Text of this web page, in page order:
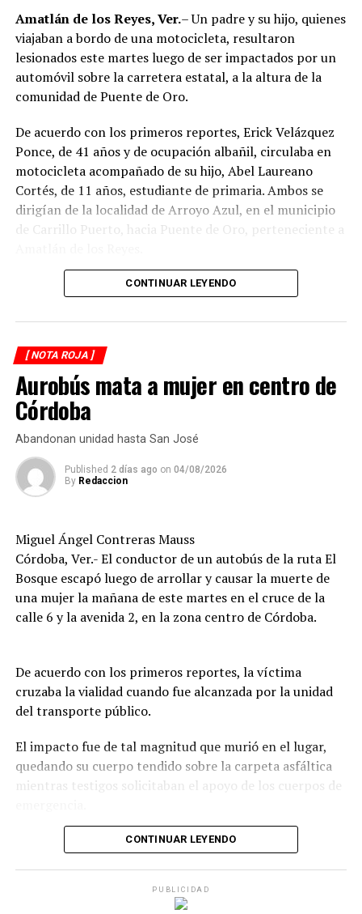
correspondientes las que determinen el origen del
siniestro.
Amatlán de los Reyes, Ver.– Un padre y su hijo, quienes
viajaban a bordo de una motocicleta, resultaron
lesionados este martes luego de ser impactados por un
automóvil sobre la carretera estatal, a la altura de la
comunidad de Puente de Oro.
De acuerdo con los primeros reportes, Erick Velázquez
Ponce, de 41 años y de ocupación albañil, circulaba en
motocicleta acompañado de su hijo, Abel Laureano
Cortés, de 11 años, estudiante de primaria. Ambos se
dirigían de la localidad de Arroyo Azul, en el municipio
de Carrillo Puerto, hacia Puente de Oro, perteneciente a
El accidente ocurrió cuando, presuntamente, un
impactó por alcance, provocando que ambos cayeran
sobre la carpeta asfáltica.
Testigos solicitaron el apoyo de los cuerpos de
emergencia, quienes brindaron atención prehospitalaria
a los lesionados y los trasladaron a un hospital para su
valoración médica.
De acuerdo con versiones recabadas en el lugar, el
conductor del automóvil permaneció en el sitio tras el
diligencias correspondientes para determinar las causas
del accidente y el deslinde de responsabilidades.
CONTINUAR LEYENDO
[ NOTA ROJA ]
Aurobús mata a mujer en centro de
Córdoba
Abandonan unidad hasta San José
Published 2 días ago on 04/08/2026
By Redaccion
Miguel Ángel Contreras Mauss
Córdoba, Ver.- El conductor de un autobús de la ruta El
Bosque escapó luego de arrollar y causar la muerte de
una mujer la mañana de este martes en el cruce de la
calle 6 y la avenida 2, en la zona centro de Córdoba.
De acuerdo con los primeros reportes, la víctima
cruzaba la vialidad cuando fue alcanzada por la unidad
del transporte público.
El impacto fue de tal magnitud que murió en el lugar,
quedando su cuerpo tendido sobre la carpeta asfáltica
mientras testigos solicitaban el apoyo de los cuerpos de
movilizó a corporaciones de seguridad para tratar de
CONTINUAR LEYENDO
PUBLICIDAD